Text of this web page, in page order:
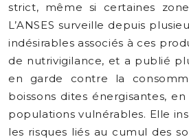
strict, même si certaines
L’ANSES surveille depuis
indésirables associés à ces
de nutrivigilance, et a publié
en garde contre la
boissons dites énergisantes,
populations vulnérables. Elle
les risques liés au cumul des